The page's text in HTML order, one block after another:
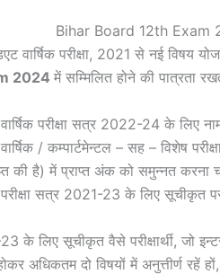
Bihar Board 12th Exam
वार्षिक परीक्षा, 2021 से नई विषय
2024 में सम्मिलित होने की पात्रता
वार्षिक परीक्षा सत्र 2022-24 के लिए
/ कम्पार्टमेन्टल – सह – विशेष
की है) में प्राप्त अंक को समुन्नत
परीक्षा सत्र 2021-23 के लिए सूचीकृत
के लिए सूचीकृत वैसे परीक्षार्थी, जो
अधिकतम दो विषयों में अनुत्तीर्ण रहें